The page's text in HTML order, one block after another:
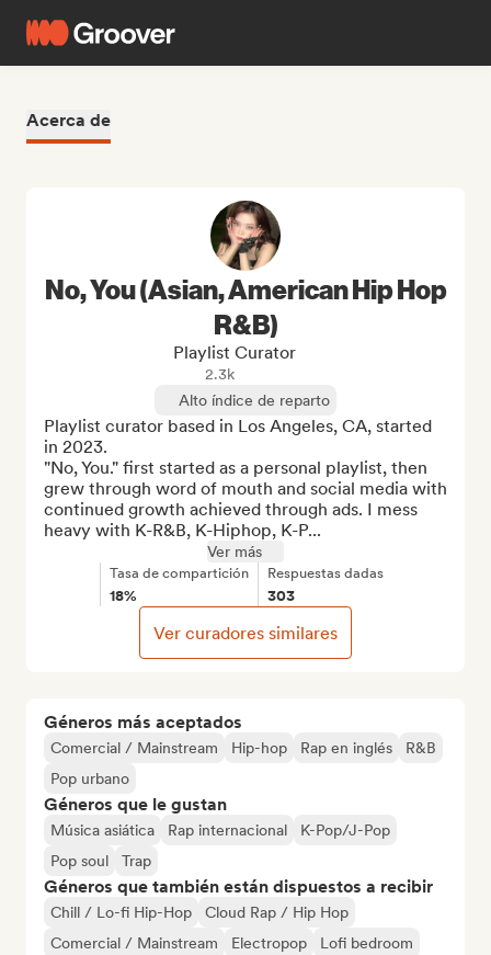
Acerca de
Géneros más aceptados
Comercial / Mainstream Hip-hop Rap en inglés
R&B
Pop urbano
Géneros que le gustan
Música asiática Rap internacional
K-Pop/J-Pop
Pop soul
Trap
Géneros que también están dispuestos a recibir
Chill / Lo-fi Hip-Hop
Cloud Rap / Hip Hop
Comercial / Mainstream
Electropop Lofi bedroom
No, You (Asian, American Hip Hop
R&B)
Playlist Curator
2.3k
Alto índice de reparto
Playlist curator based in Los Angeles, CA, started
in 2023.
"No, You." first started as a personal playlist, then
grew through word of mouth and social media with
continued growth achieved through ads. I mess
heavy with K-R&B, K-Hiphop, K-P...
Ver más
Tasa de compartición
18%
Respuestas dadas
303
Ver curadores similares